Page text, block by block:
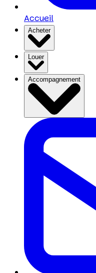
Accueil
Acheter
Louer
Accompagnement